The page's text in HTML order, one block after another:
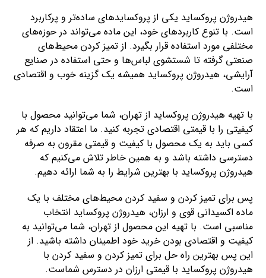
هیدروژن پروکساید یکی از پروکسایدهای ساده‌تر و پرکاربرد
است. با تنوع کاربردهای خود، این ماده می‌تواند در حوزه‌های
مختلفی مورد استفاده قرار بگیرد. از تمیز کردن محیط‌های
صنعتی گرفته تا شستشوی لباس‌ها و حتی استفاده در صنایع
آرایشی، هیدروژن پروکساید همیشه یک گزینه خوب و اقتصادی
است.
با تهیه هیدروژن پروکساید از تهران، شما می‌توانید محصول با
کیفیتی را با قیمتی اقتصادی تجربه کنید. ما اعتقاد داریم که هر
کسی باید به یک محصول با کیفیت و قیمتی مقرون به صرفه
دسترسی داشته باشد و به همین خاطر تلاش می‌کنیم که
هیدروژن پروکساید با بهترین شرایط را به شما ارائه دهیم.
پس برای تمیز کردن و سفید کردن محیط‌های مختلف با یک
ماده اکسیدانی قوی و ارزان، هیدروژن پروکساید انتخاب
مناسبی است. با تهیه این محصول از تهران، شما می‌توانید به
کیفیت و اقتصادی بودن خرید خود اطمینان داشته باشید. از
این پس بهترین راه حل برای تمیز کردن و سفید کردن با
هیدروژن پروکساید با قیمتی ارزان در دسترس شماست.